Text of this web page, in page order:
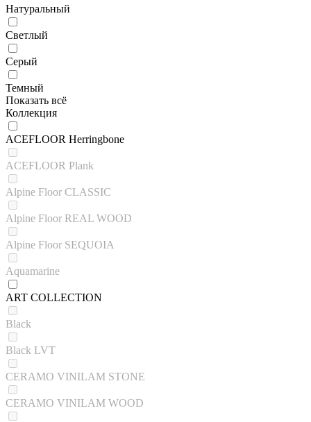
Натуральный
Светлый
Серый
Темный
Показать всё
Коллекция
ACEFLOOR Herringbone
ACEFLOOR Plank
Alpine Floor CLASSIC
Alpine Floor REAL WOOD
Alpine Floor SEQUOIA
Aquamarine
ART COLLECTION
Black
Black LVT
CERAMO VINILAM STONE
CERAMO VINILAM WOOD